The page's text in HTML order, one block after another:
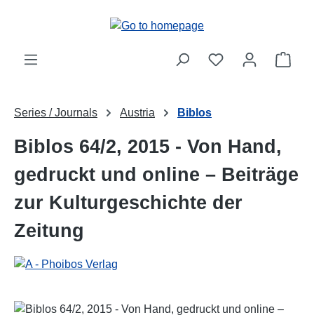
Series / Journals Austria Biblos
Biblos 64/2, 2015 - Von Hand,
gedruckt und online – Beiträge
zur Kulturgeschichte der
Zeitung
Skip image gallery